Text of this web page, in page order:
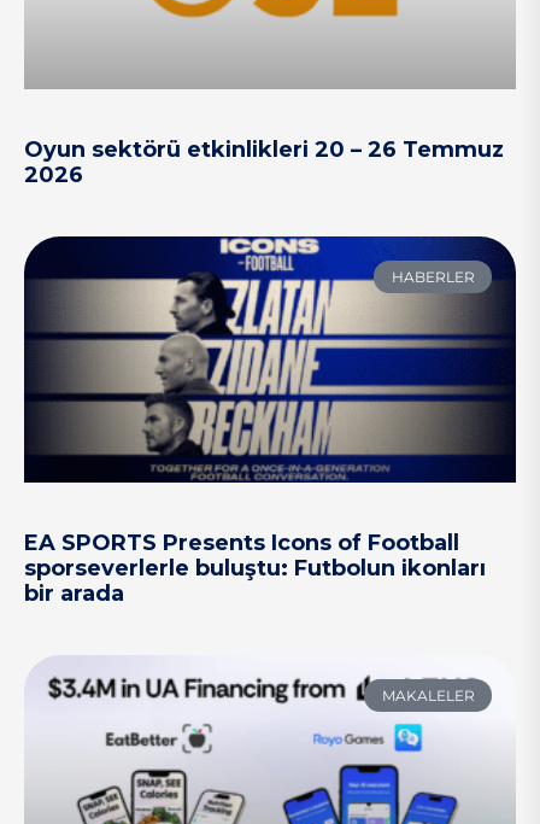
Oyun sektörü etkinlikleri 20 – 26 Temmuz
2026
HABERLER
EA SPORTS Presents Icons of Football
sporseverlerle buluştu: Futbolun ikonları
bir arada
MAKALELER